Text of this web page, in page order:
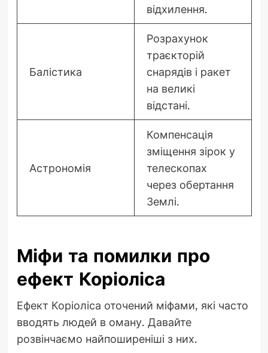
відхилення.
Балістика
Розрахунок
траєкторій
снарядів і ракет
на великі
відстані.
Астрономія
Компенсація
зміщення зірок у
телескопах
через обертання
Землі.
Міфи та помилки про
ефект Коріоліса
Ефект Коріоліса оточений міфами, які часто
вводять людей в оману. Давайте
розвінчаємо найпоширеніші з них.